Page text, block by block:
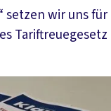
setzen wir uns für
Tariftreuegesetz